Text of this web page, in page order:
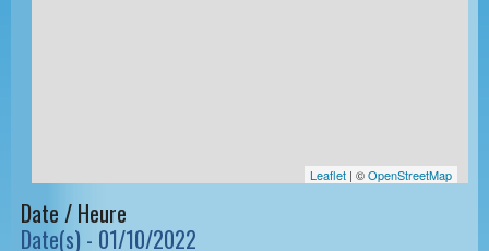
Leaflet | ©OpenStreetMap
Date / Heure
Date(s) - 01/10/2022